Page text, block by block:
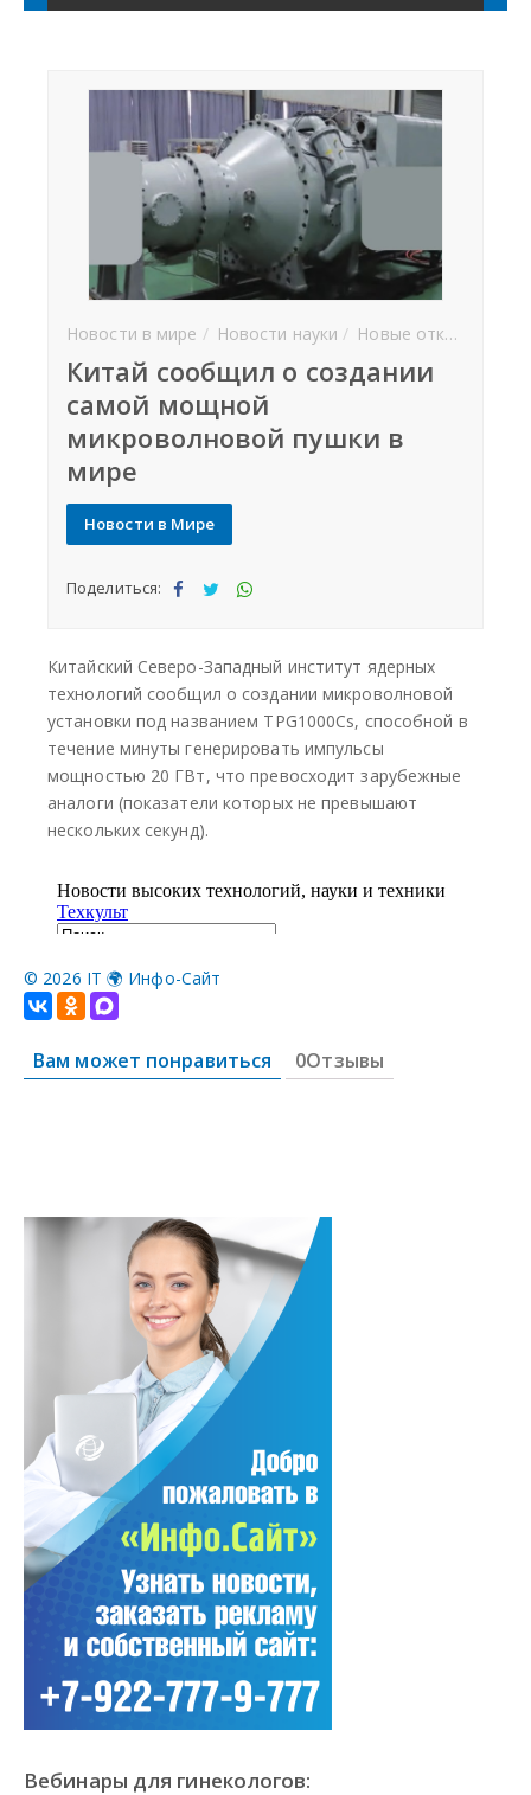
© 2026 IT 🌍 Инфо-Сайт
Вам может понравиться 0Отзывы
Вебинары для гинекологов: